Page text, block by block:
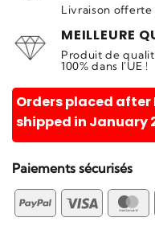
Livraison offerte
MEILLEURE
Produit de
100% dans l'UE !
Orders placed after
shipped in January
Paiements sécurisés
PayPal Visa